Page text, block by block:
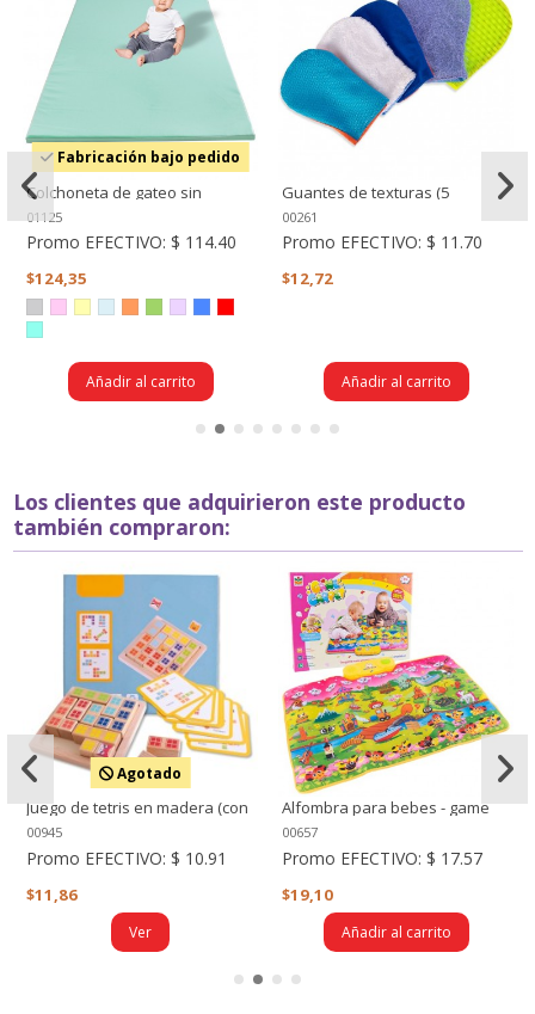
Fabricación bajo pedido
Colchoneta de gateo sin
diseños
01125
Promo EFECTIVO: $ 114.40
$124,35
Añadir al carrito
Guantes de texturas (5
texturas)
00261
Promo EFECTIVO: $ 11.70
$12,72
Añadir al carrito
Los clientes que adquirieron este producto
también compraron:
Agotado
Juego de tetris en madera (con
cartillas)
00945
Promo EFECTIVO: $ 10.91
$11,86
Ver
Alfombra para bebes - game
carpet - sonidos
00657
Promo EFECTIVO: $ 17.57
$19,10
Añadir al carrito